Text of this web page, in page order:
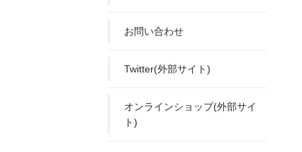
お問い合わせ
Twitter(外部サイト)
オンラインショップ(外部サイ
ト)